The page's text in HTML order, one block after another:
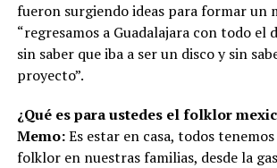
fueron surgiendo ideas para formar un
“regresamos a Guadalajara con todo el
sin saber que iba a ser un disco y sin
proyecto”.
¿Qué es para ustedes el folklor
Memo:Es estar en casa, todos
folklor en nuestras familias, desde la